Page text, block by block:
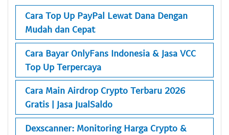
Cara Top Up PayPal Lewat Dana Dengan
Mudah dan Cepat
Cara Bayar OnlyFans Indonesia & Jasa VCC
Top Up Terpercaya
Cara Main Airdrop Crypto Terbaru 2026
Gratis | Jasa JualSaldo
Dexscanner: Monitoring Harga Crypto &